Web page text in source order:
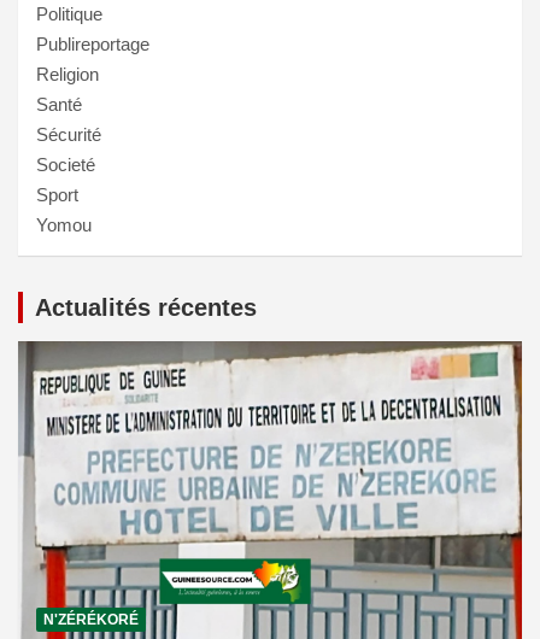
Politique
Publireportage
Religion
Santé
Sécurité
Societé
Sport
Yomou
Actualités récentes
N'ZÉRÉKORÉ